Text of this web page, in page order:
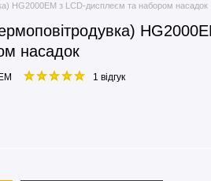
HG2000EM з LCD-дисплеєм та набором насадок
насадок
1 відгук